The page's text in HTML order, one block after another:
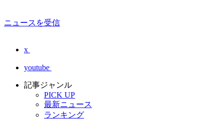
ニュースを受信
x
youtube
記事ジャンル
PICK UP
最新ニュース
ランキング